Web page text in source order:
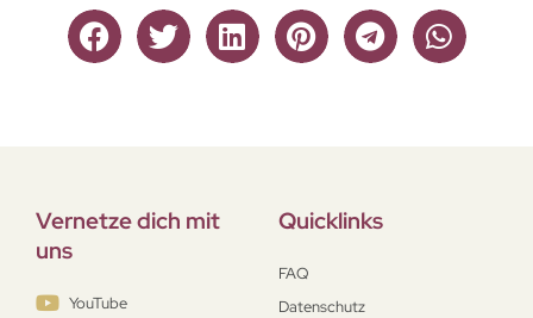
Vernetze dich mit
uns
YouTube
Quicklinks
FAQ
Datenschutz